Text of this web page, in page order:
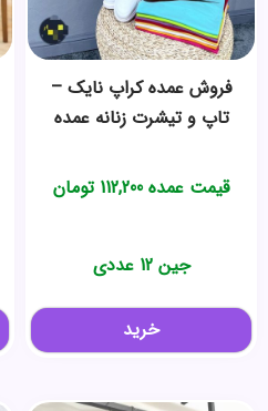
فروش عمده کراپ نایک –
تاپ و تیشرت زنانه عمده
قیمت عمده112,200 تومان
جین 12 عددی
خرید